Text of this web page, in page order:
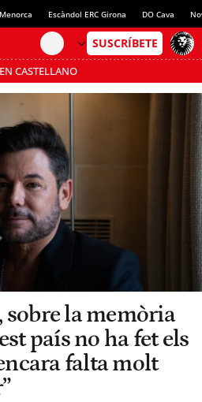
Escàndol ERC Girona DO Cava
CASTELLANO
mode estalvi
sobre la memòria
país no ha fet els
falta molt